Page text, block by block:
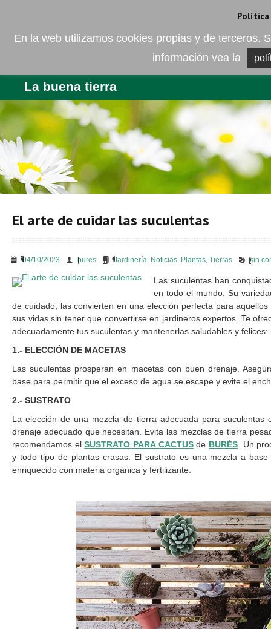
La buena tierra
EMPRESA PRODUCTOS
El arte de cuidar las suculentas
04/10/2023 bures Jardinería, Noticias, Plantas, Tierras sin
Las suculentas han
en todo el mundo. Su
de cuidado, las convierten en una elección perfecta para
sus vidas sin tener que convertirse en jardineros expertos. Te
adecuadamente tus suculentas y mantenerlas saludables y felices:
1.- ELECCIÓN DE MACETAS
Las suculentas prosperan en macetas con buen drenaje.
base para permitir que el exceso de agua se escape y evite el
2.- SUSTRATO
La elección de una mezcla de tierra adecuada para
drenaje adecuado que necesitan. Evita las mezclas de tierra
recomendamos elSUSTRATO PARA CACTUSde BURÉS. Un
y todo tipo de plantas crasas. El sustrato es una mezcla a
enriquecido con materia orgánica y fertilizante.
Política
En la web utilizamos cookies propias y de terceros.
información vea la